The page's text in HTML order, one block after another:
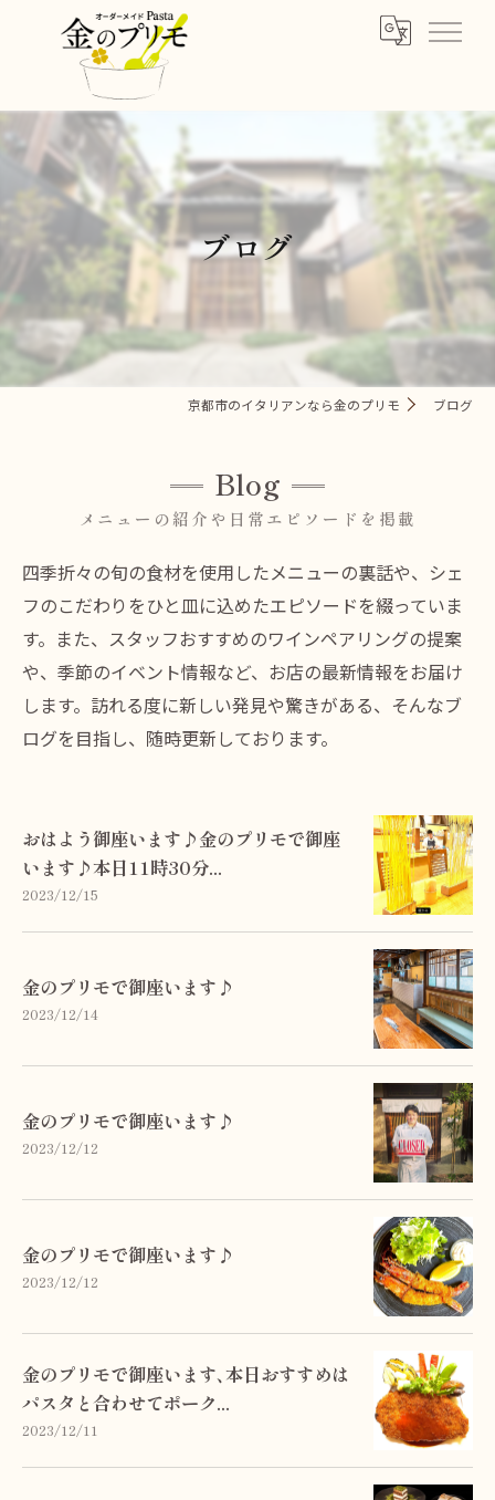
ブログ
京都市のイタリアンなら金のプリモ ブログ
Blog
メニューの紹介や日常エピソードを掲載
四季折々の旬の食材を使用したメニューの裏話や、シェ
フのこだわりをひと皿に込めたエピソードを綴っていま
す。また、スタッフおすすめのワインペアリングの提案
や、季節のイベント情報など、お店の最新情報をお届け
します。訪れる度に新しい発見や驚きがある、そんなブ
ログを目指し、随時更新しております。
おはよう御座います♪金のプリモで御座
います♪本日11時30分...
2023/12/15
金のプリモで御座います♪
2023/12/14
金のプリモで御座います♪
2023/12/12
金のプリモで御座います♪
2023/12/12
金のプリモで御座います､本日おすすめは
パスタと合わせてポーク...
2023/12/11